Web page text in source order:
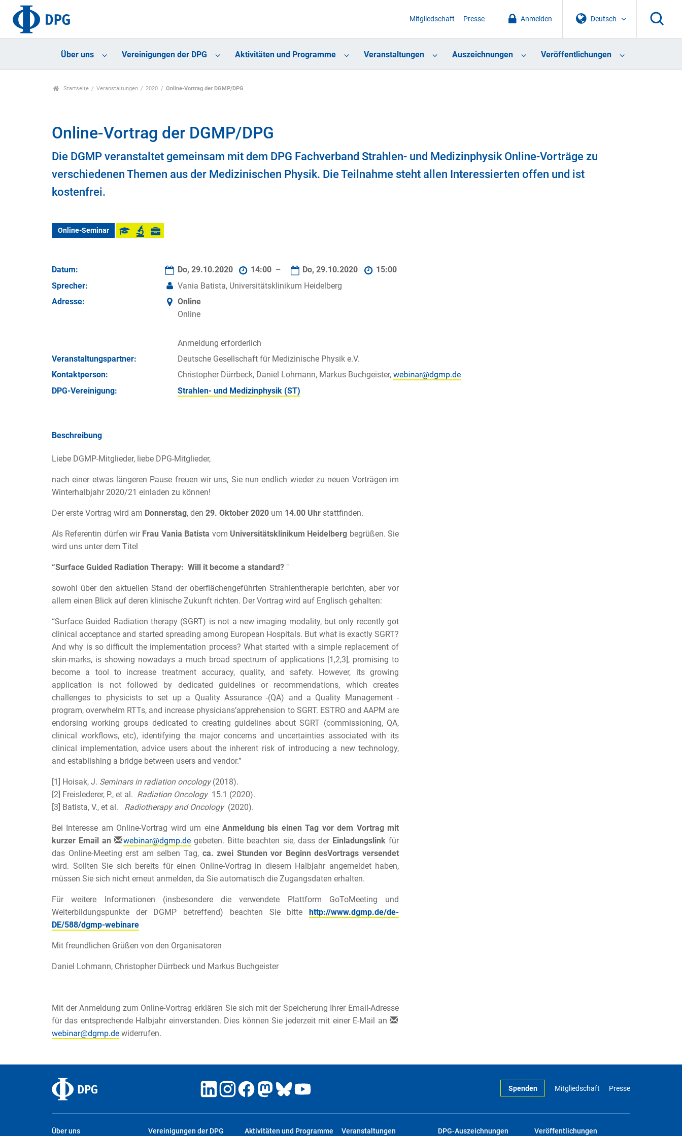
Deutsch
Anmelden
Mitgliedschaft Presse
Über uns Vereinigungen der DPG Aktivitäten und Programme Veranstaltungen Auszeichnungen Veröffentlichungen
Startseite Veranstaltungen 2020 Online-Vortrag der DGMP/DPG
Online-Vortrag der DGMP/DPG
Die DGMP veranstaltet gemeinsam mit dem DPG Fachverband Strahlen- und Medizinphysik Online-Vorträge zu
verschiedenen Themen aus der Medizinischen Physik. Die Teilnahme steht allen Interessierten offen und ist
kostenfrei.
Online-Seminar
Datum: Do, 29.10.2020 14:00 – Do, 29.10.2020
15:00
Sprecher:
Vania Batista, Universitätsklinikum Heidelberg
Adresse:
Online
Online
Anmeldung erforderlich
Veran­staltungs­partner:
Deutsche Gesellschaft für Medizinische Physik e.V.
Kontakt­person:
Christopher Dürrbeck, Daniel Lohmann, Markus Buchgeister,
DPG-Vereinigung:
Strahlen- und Medizinphysik (ST)
Beschreibung
Liebe DGMP-Mitglieder, liebe DPG-Mitglieder,
nach einer etwas längeren Pause freuen wir uns, Sie nun endlich wieder zu neuen Vorträgen im
Winterhalbjahr 2020/21 einladen zu können!
Der erste Vortrag wird am Donnerstag, den 29. Oktober 2020 um 14.00 Uhr stattfinden.
Als Referentin dürfen wir Frau Vania Batista vom Universitätsklinikum Heidelberg begrüßen. Sie
wird uns unter dem Titel
“Surface Guided Radiation Therapy: Will it become a standard? "
sowohl über den aktuellen Stand der oberflächengeführten Strahlentherapie berichten, aber vor
allem einen Blick auf deren klinische Zukunft richten. Der Vortrag wird auf Englisch gehalten:
“Surface Guided Radiation therapy (SGRT) is not a new imaging modality, but only recently got
clinical acceptance and started spreading among European Hospitals. But what is exactly SGRT?
And why is so difficult the implementation process? What started with a simple replacement of
skin-marks, is showing nowadays a much broad spectrum of applications [1,2,3], promising to
become a tool to increase treatment accuracy, quality, and safety. However, its growing
application is not followed by dedicated guidelines or recommendations, which creates
challenges to physicists to set up a Quality Assurance -(QA) and a Quality Management -
program, overwhelm RTTs, and increase physicians’apprehension to SGRT. ESTRO and AAPM are
endorsing working groups dedicated to creating guidelines about SGRT (commissioning, QA,
clinical workflows, etc), identifying the major concerns and uncertainties associated with its
clinical implementation, advice users about the inherent risk of introducing a new technology,
and establishing a bridge between users and vendor.”
[1] Hoisak, J. Seminars in radiation oncology(2018).
[2] Freislederer, P., et al. Radiation Oncology15.1 (2020).
[3] Batista, V., et al. Radiotherapy and Oncology(2020).
Bei Interesse am Online-Vortrag wird um eine Anmeldung bis einen Tag vor dem Vortrag mit
kurzer Email an
gebeten. Bitte beachten sie, dass der Einladungslinkfür
das Online-Meeting erst am selben Tag, ca. zwei Stunden vor Beginn desVortrags versendet
wird. Sollten Sie sich bereits für einen Online-Vortrag in diesem Halbjahr angemeldet haben,
müssen Sie sich nicht erneut anmelden, da Sie automatisch die Zugangsdaten erhalten.
Für weitere Informationen (insbesondere die verwendete Plattform GoToMeeting und
Weiterbildungspunkte der DGMP betreffend) beachten Sie bitte http://www.dgmp.de/de-
DE/588/dgmp-webinare
Mit freundlichen Grüßen von den Organisatoren
Daniel Lohmann, Christopher Dürrbeck und Markus Buchgeister
Mit der Anmeldung zum Online-Vortrag erklären Sie sich mit der Speicherung Ihrer Email-Adresse
für das entsprechende Halbjahr einverstanden. Dies können Sie jederzeit mit einer E-Mail an
widerrufen.
Spenden Mitgliedschaft Presse
Über uns Vereinigungen der DPG Aktivitäten und Programme Veranstaltungen DPG-Auszeichnungen Veröffentlichungen